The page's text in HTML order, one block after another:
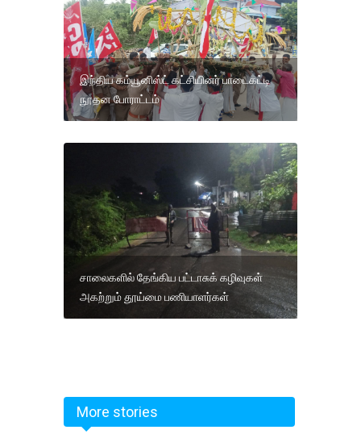
இந்திய கம்யூனிஸ்ட் கட்சியினர் பாடைகட்டி
நூதன போராட்டம்
சாலைகளில் தேங்கிய பட்டாசுக் கழிவுகள்
அகற்றும் தூய்மை பணியாளர்கள்
More stories